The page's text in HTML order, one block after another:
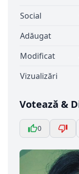
Social
Adăugat
Modificat
Vizualizări
Votează &
0